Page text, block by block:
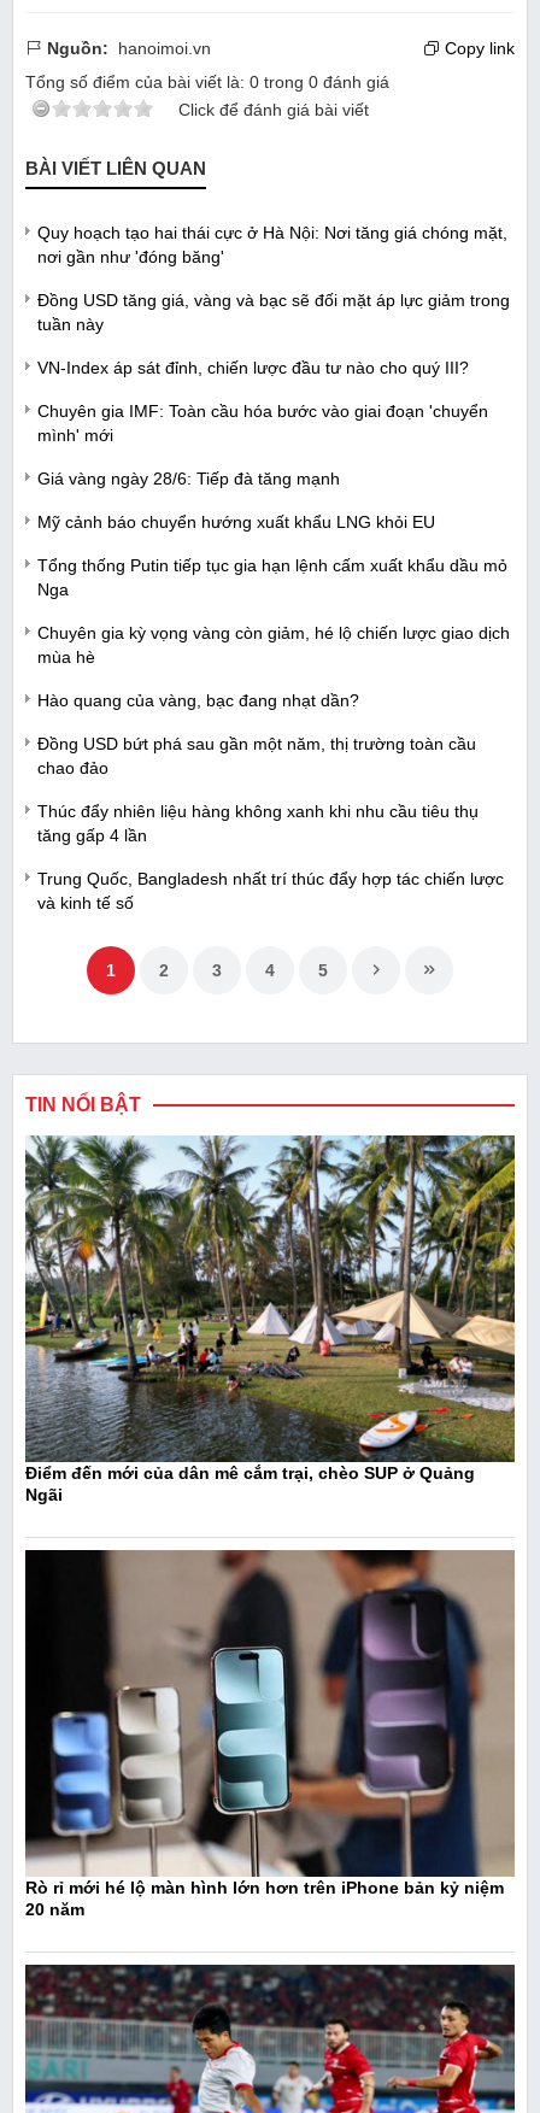
Nguồn: hanoimoi.vn
Copy link
Tổng số điểm của bài viết là: 0 trong 0 đánh giá
Click để đánh giá bài viết
BÀI VIẾT LIÊN QUAN
Quy hoạch tạo hai thái cực ở Hà Nội: Nơi tăng giá chóng mặt,
nơi gần như 'đóng băng'
Đồng USD tăng giá, vàng và bạc sẽ đối mặt áp lực giảm trong
tuần này
VN-Index áp sát đỉnh, chiến lược đầu tư nào cho quý III?
Chuyên gia IMF: Toàn cầu hóa bước vào giai đoạn 'chuyển
mình' mới
Giá vàng ngày 28/6: Tiếp đà tăng mạnh
Mỹ cảnh báo chuyển hướng xuất khẩu LNG khỏi EU
Tổng thống Putin tiếp tục gia hạn lệnh cấm xuất khẩu dầu mỏ
Nga
Chuyên gia kỳ vọng vàng còn giảm, hé lộ chiến lược giao dịch
mùa hè
Hào quang của vàng, bạc đang nhạt dần?
Đồng USD bứt phá sau gần một năm, thị trường toàn cầu
chao đảo
Thúc đẩy nhiên liệu hàng không xanh khi nhu cầu tiêu thụ
tăng gấp 4 lần
Trung Quốc, Bangladesh nhất trí thúc đẩy hợp tác chiến lược
và kinh tế số
1 2 3 4 5
TIN NỔI BẬT
Điểm đến mới của dân mê cắm trại, chèo SUP ở Quảng
Ngãi
Rò rỉ mới hé lộ màn hình lớn hơn trên iPhone bản kỷ niệm
20 năm